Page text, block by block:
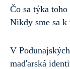
Čo sa týka
Nikdy sme sa k
V
maďarská